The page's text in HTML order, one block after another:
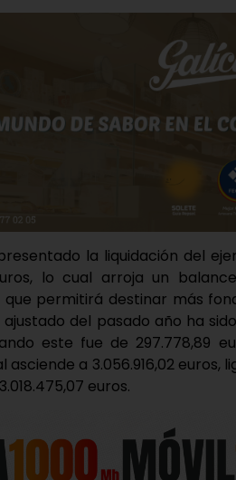
la liquidación del
euros, lo cual arroja un
que permitirá destinar más
del pasado año ha
este fue de 297.778,89
a 3.056.916,02 euros,
euros.